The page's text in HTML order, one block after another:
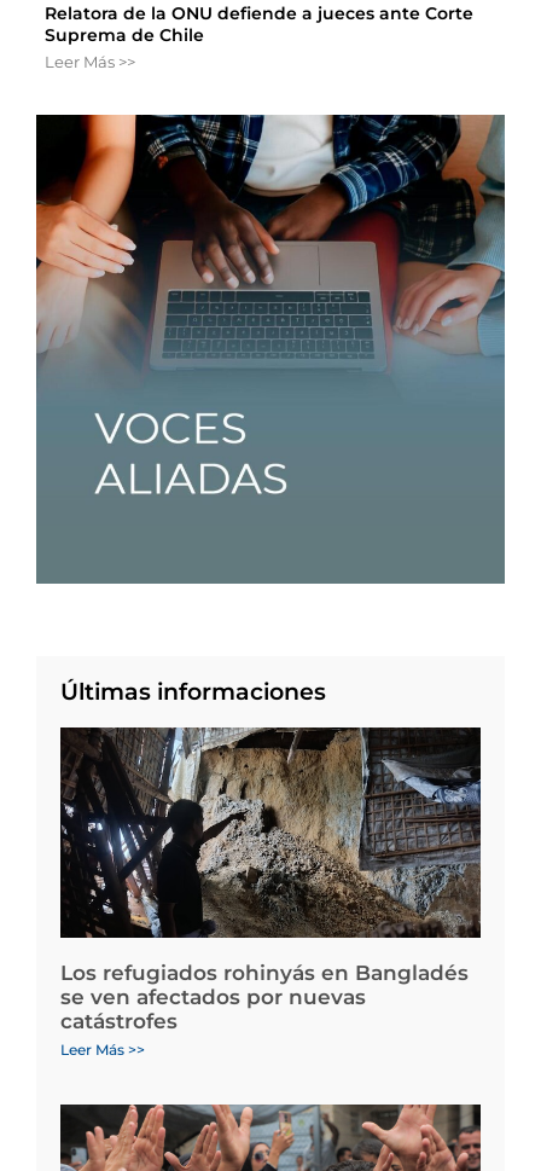
Relatora de la ONU defiende a jueces ante Corte
Suprema de Chile
Leer Más >>
Últimas informaciones
Los refugiados rohinyás en Bangladés
se ven afectados por nuevas
catástrofes
Leer Más >>